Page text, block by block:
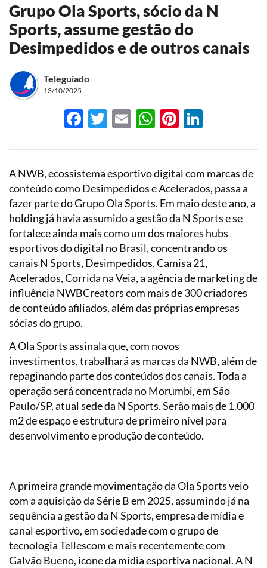
Grupo Ola Sports, sócio da N
Sports, assume gestão do
Desimpedidos e de outros canais
Teleguiado
13/10/2025
Facebook
Twitter
EmailWhatsApp
Pinterest
A NWB, ecossistema esportivo digital com marcas de
conteúdo como Desimpedidos e Acelerados, passa a
fazer parte do Grupo Ola Sports. Em maio deste ano, a
holding já havia assumido a gestão da N Sports e se
fortalece ainda mais como um dos maiores hubs
esportivos do digital no Brasil, concentrando os
canais N Sports, Desimpedidos, Camisa 21,
Acelerados, Corrida na Veia, a agência de marketing de
influência NWBCreators com mais de 300 criadores
de conteúdo afiliados, além das próprias empresas
sócias do grupo.
A Ola Sports assinala que, com novos
investimentos, trabalhará as marcas da NWB, além de
repaginando parte dos conteúdos dos canais. Toda a
operação será concentrada no Morumbi, em São
Paulo/SP, atual sede da N Sports. Serão mais de 1.000
m2 de espaço e estrutura de primeiro nível para
desenvolvimento e produção de conteúdo.
A primeira grande movimentação da Ola Sports veio
com a aquisição da Série B em 2025, assumindo já na
sequência a gestão da N Sports, empresa de mídia e
canal esportivo, em sociedade com o grupo de
tecnologia Tellescom e mais recentemente com
Galvão Bueno, ícone da mídia esportiva nacional. A N